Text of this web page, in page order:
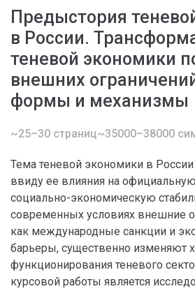
Предыстория
в России.
теневой экономики
внешних
формы и механизмы
~25–30 страниц~35000–38000
Тема теневой экономики в России
ввиду ее влияния на
социально-экономическую
современных условиях внешние
как международные санкции и
барьеры, существенно изменяют
функционирования теневого
курсовой работы является